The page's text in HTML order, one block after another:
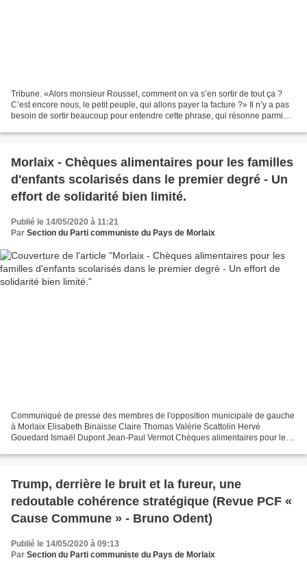
Tribune. «Alors monsieur Roussel, comment on va s’en sortir de tout ça ?
C’est encore nous, le petit peuple, qui allons payer la facture ?» Il n’y a pas
besoin de sortir beaucoup pour entendre cette phrase, qui résonne parmi
Morlaix - Chèques alimentaires pour les familles
d'enfants scolarisés dans le premier degré - Un
effort de solidarité bien limité.
Publié le 14/05/2020 à 11:21
Par Section du Parti communiste du Pays de Morlaix
Communiqué de presse des membres de l'opposition municipale de gauche
à Morlaix Elisabeth Binaisse Claire Thomas Valérie Scattolin Hervé
Gouedard Ismaël Dupont Jean-Paul Vermot Chèques alimentaires pour les
Trump, derrière le bruit et la fureur, une
redoutable cohérence stratégique (Revue PCF «
Cause Commune » - Bruno Odent)
Publié le 14/05/2020 à 09:13
Par Section du Parti communiste du Pays de Morlaix